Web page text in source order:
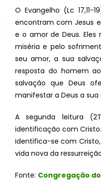
O Evangelho (Lc
encontram com Jesus
e o amor de Deus.
miséria e pelo
seu amor, a sua
resposta do homem
salvação que Deus
manifestar a Deus a sua
A segunda leitura
identificação com
identifica-se com
vida nova da
Fonte: Congregação